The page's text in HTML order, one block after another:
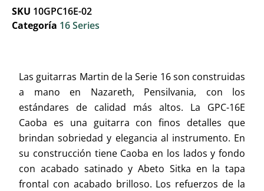
SKU 10GPC16E-02
Categoría 16 Series
Las guitarras Martin de la Serie 16 son construidas
a mano en Nazareth, Pensilvania, con los
estándares de calidad más altos. La GPC-16E
Caoba es una guitarra con finos detalles que
brindan sobriedad y elegancia al instrumento. En
su construcción tiene Caoba en los lados y fondo
con acabado satinado y Abeto Sitka en la tapa
frontal con acabado brilloso. Los refuerzos de la